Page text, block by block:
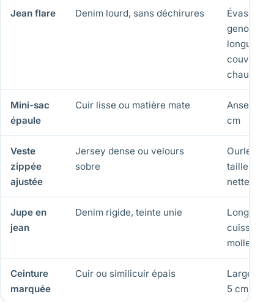
Jean flare Denim lourd, sans déchirures
Évasé
genou,
longueur
couvrant
chaussure
Mini-sac
épaule
Cuir lisse ou matière mate
Anse de
cm
Veste
zippée
ajustée
Jersey dense ou velours
sobre
Ourlet à la
taille,
nettes
Jupe en
jean
Denim rigide, teinte unie
Longueur
cuisse à
mollet
Ceinture
marquée
Cuir ou similicuir épais
Largeur
5 cm